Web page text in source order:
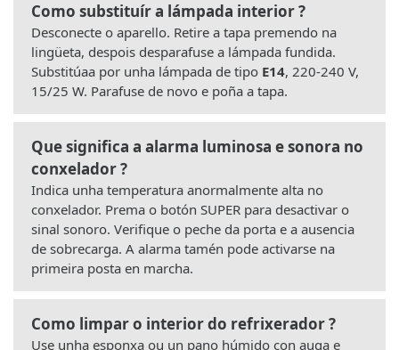
Como substituír a lámpada interior ?
Desconecte o aparello. Retire a tapa premendo na
lingüeta, despois desparafuse a lámpada fundida.
Substitúaa por unha lámpada de tipo E14, 220-240 V,
15/25 W. Parafuse de novo e poña a tapa.
Que significa a alarma luminosa e sonora no
conxelador ?
Indica unha temperatura anormalmente alta no
conxelador. Prema o botón SUPER para desactivar o
sinal sonoro. Verifique o peche da porta e a ausencia
de sobrecarga. A alarma tamén pode activarse na
primeira posta en marcha.
Como limpar o interior do refrixerador ?
Use unha esponxa ou un pano húmido con auga e